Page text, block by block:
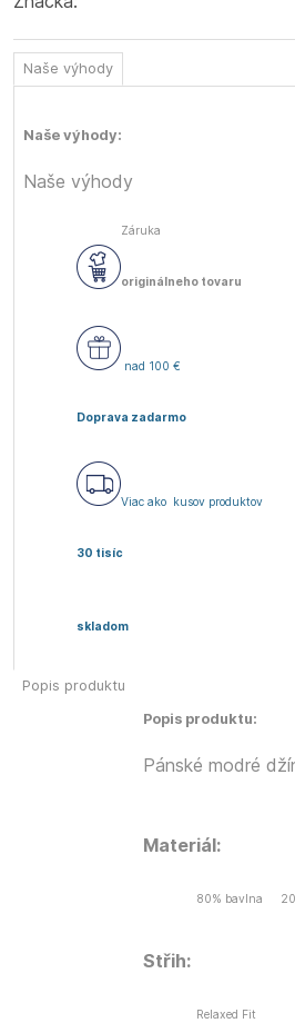
Naše výhody
Naše výhody:
Naše výhody
Záruka
originálneho tovaru
Doprava zadarmo
nad 100 €
Viac ako
30 tisíc
kusov produktov
skladom
Popis produktu
Popis produktu:
Pánské modré
Materiál:
80% bavlna
Střih:
Relaxed Fit